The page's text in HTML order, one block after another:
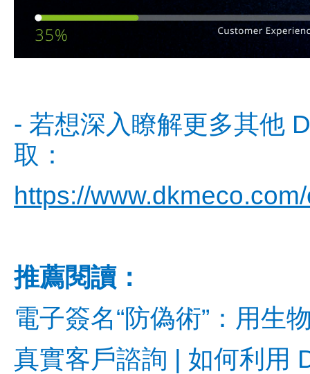
- 若想深入瞭解更多其他
取：
https://
推薦閱讀：
電子簽名“防偽術”：用生
真實客戶諮詢 | 如何利用